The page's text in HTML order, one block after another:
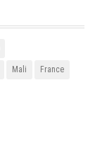
Mali France